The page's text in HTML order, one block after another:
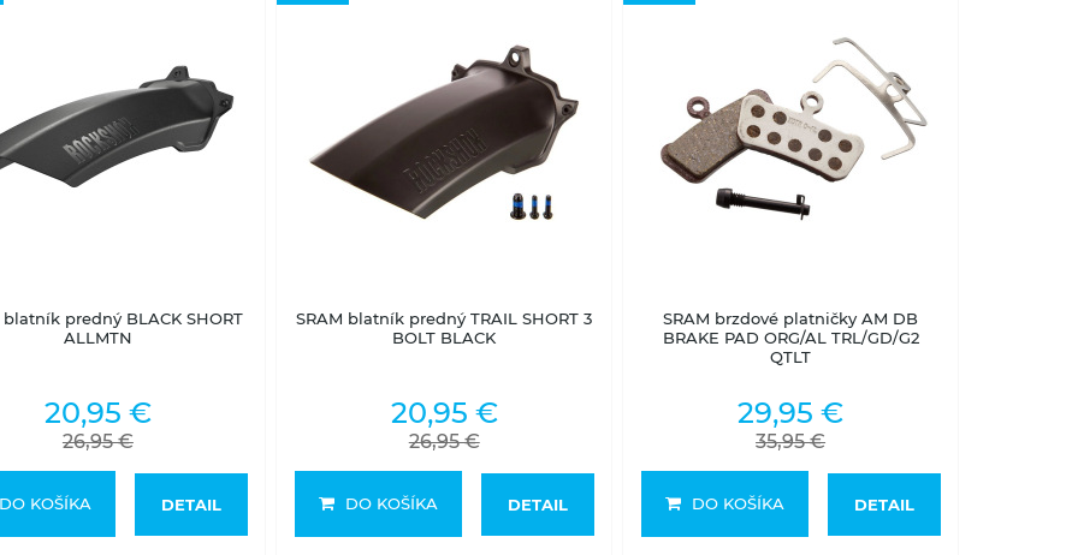
blatník predný BLACK SHORT
ALLMTN
20,95 €
26,95 €
KOŠÍKA DETAIL
SRAM blatník predný TRAIL SHORT 3
BOLT BLACK
20,95 €
26,95 €
DO KOŠÍKA DETAIL
SRAM brzdové platničky AM DB
BRAKE PAD ORG/AL TRL/GD/G2
QTLT
29,95 €
35,95 €
DO KOŠÍKA DETAIL